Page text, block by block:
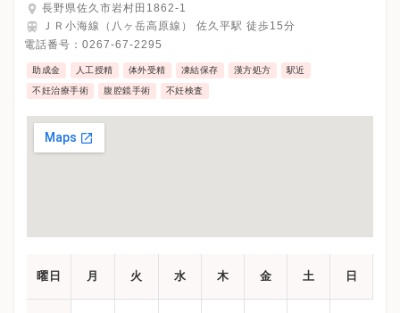
長野県佐久市岩村田1862-1
ＪＲ小海線（八ヶ岳高原線） 佐久平駅 徒歩15分
電話番号： 0267-67-2295
助成金 人工授精 体外受精 凍結保存 漢方処方 駅近
不妊治療手術 腹腔鏡手術 不妊検査
曜日 月 火 水 木 金 土 日